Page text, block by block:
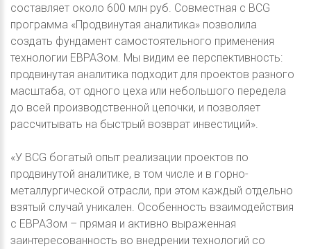
составляет около 600 млн руб. Совместная с BCG
программа «Продвинутая аналитика» позволила
создать фундамент самостоятельного применения
технологии ЕВРАЗом. Мы видим ее перспективность:
продвинутая аналитика подходит для проектов разного
масштаба, от одного цеха или небольшого передела
до всей производственной цепочки, и позволяет
рассчитывать на быстрый возврат инвестиций».
«У BCG богатый опыт реализации проектов по
продвинутой аналитике, в том числе и в горно-
металлургической отрасли, при этом каждый отдельно
взятый случай уникален. Особенность взаимодействия
с ЕВРАЗом – прямая и активно выраженная
заинтересованность во внедрении технологий со